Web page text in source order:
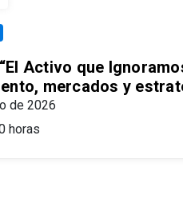
Activo que
mercados y
de 2026
horas